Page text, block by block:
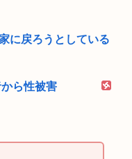
に戻ろうとしている
ら性被害